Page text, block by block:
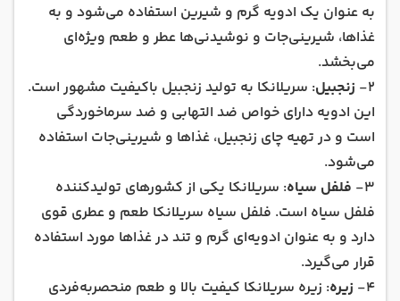
به عنوان یک ادویه گرم و شیرین استفاده می‌شود و به
غذاها، شیرینی‌جات و نوشیدنی‌ها عطر و طعم ویژه‌ای
می‌بخشد.
۲-
زنجبیل: سریلانکا به تولید زنجبیل باکیفیت مشهور است.
این ادویه دارای خواص ضد التهابی و ضد سرماخوردگی
است و در تهیه چای زنجبیل، غذاها و شیرینی‌جات استفاده
می‌شود.
۳-
فلفل سیاه: سریلانکا یکی از کشورهای تولیدکننده
فلفل سیاه است. فلفل سیاه سریلانکا طعم و عطری قوی
دارد و به عنوان ادویه‌ای گرم و تند در غذاها مورد استفاده
قرار می‌گیرد.
۴-
زیره: زیره سریلانکا کیفیت بالا و طعم منحصربه‌فردی